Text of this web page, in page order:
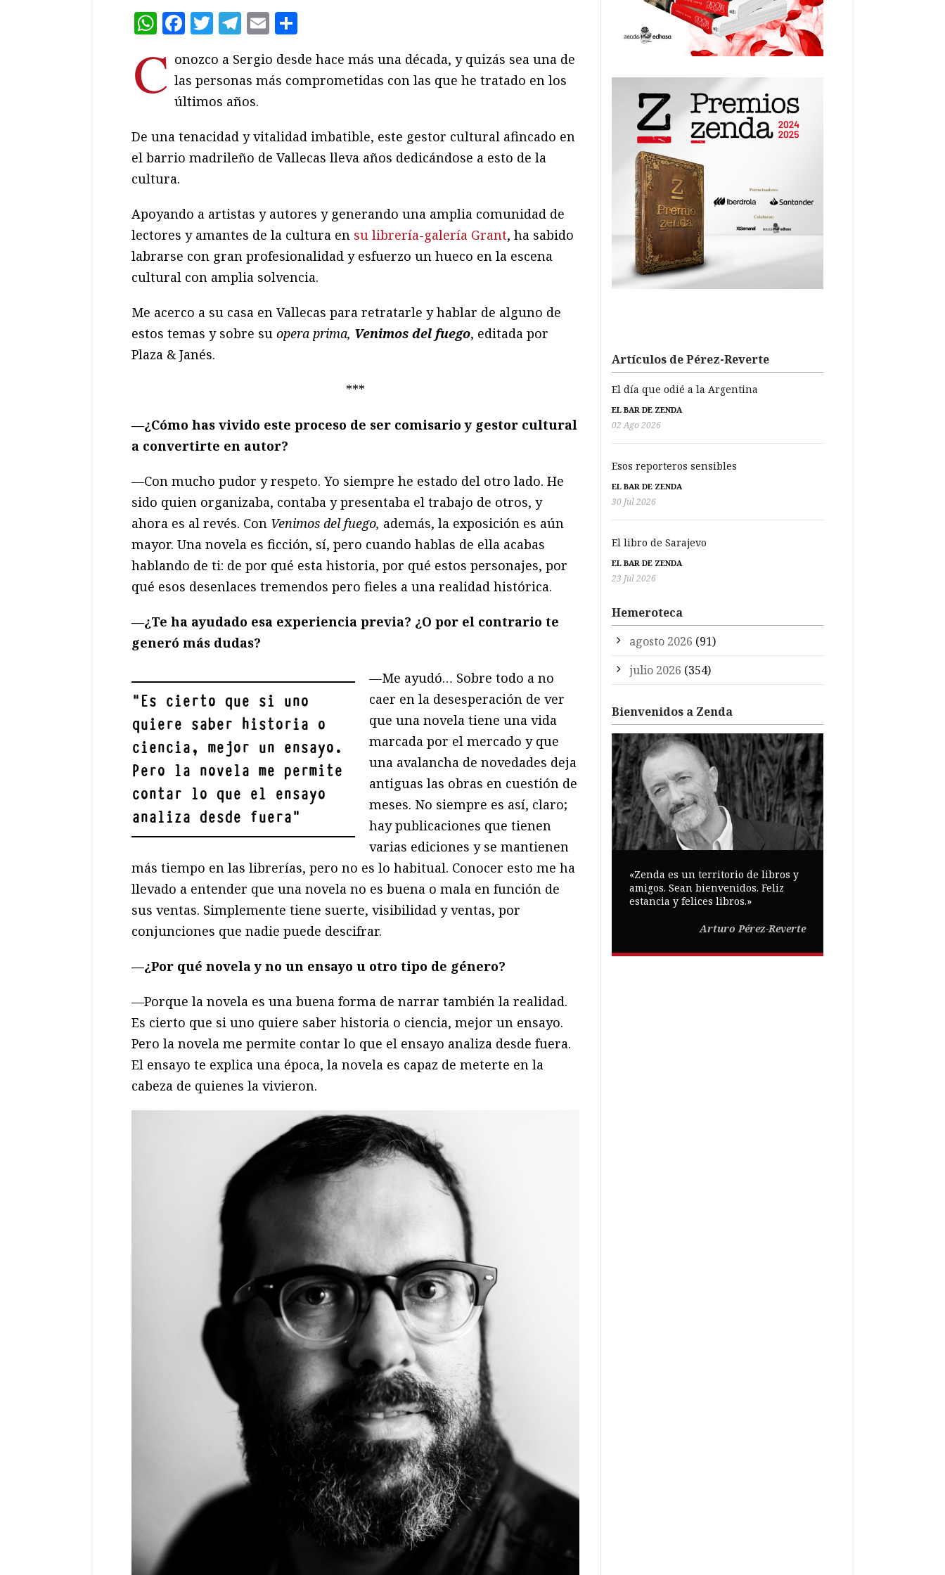
WhatsApp
Facebook
Twitter
Telegram
Email
C onozco a Sergio desde hace más una década, y quizás sea una de
las personas más comprometidas con las que he tratado en los
últimos años.
De una tenacidad y vitalidad imbatible, este gestor cultural afincado en
el barrio madrileño de Vallecas lleva años dedicándose a esto de la
cultura.
Apoyando a artistas y autores y generando una amplia comunidad de
lectores y amantes de la cultura en su librería-galería Grant, ha sabido
labrarse con gran profesionalidad y esfuerzo un hueco en la escena
cultural con amplia solvencia.
Me acerco a su casa en Vallecas para retratarle y hablar de alguno de
estos temas y sobre su opera prima, Venimos del fuego, editada por
Plaza & Janés.
***
—¿Cómo has vivido este proceso de ser comisario y gestor cultural
a convertirte en autor?
—Con mucho pudor y respeto. Yo siempre he estado del otro lado. He
sido quien organizaba, contaba y presentaba el trabajo de otros, y
ahora es al revés. Con Venimos del fuego, además, la exposición es aún
mayor. Una novela es ficción, sí, pero cuando hablas de ella acabas
hablando de ti: de por qué esta historia, por qué estos personajes, por
qué esos desenlaces tremendos pero fieles a una realidad histórica.
—¿Te ha ayudado esa experiencia previa? ¿O por el contrario te
generó más dudas?
"Es cierto que si uno
quiere saber historia o
ciencia, mejor un ensayo.
Pero la novela me permite
contar lo que el ensayo
analiza desde fuera"
—Me ayudó… Sobre todo a no
caer en la desesperación de ver
que una novela tiene una vida
marcada por el mercado y que
una avalancha de novedades deja
antiguas las obras en cuestión de
meses. No siempre es así, claro;
hay publicaciones que tienen
varias ediciones y se mantienen
más tiempo en las librerías, pero no es lo habitual. Conocer esto me ha
llevado a entender que una novela no es buena o mala en función de
sus ventas. Simplemente tiene suerte, visibilidad y ventas, por
conjunciones que nadie puede descifrar.
—¿Por qué novela y no un ensayo u otro tipo de género?
—Porque la novela es una buena forma de narrar también la realidad.
Es cierto que si uno quiere saber historia o ciencia, mejor un ensayo.
Pero la novela me permite contar lo que el ensayo analiza desde fuera.
El ensayo te explica una época, la novela es capaz de meterte en la
cabeza de quienes la vivieron.
Artículos de Pérez-Reverte
El día que odié a la Argentina
EL BAR DE ZENDA
02 Ago 2026
Esos reporteros sensibles
EL BAR DE ZENDA
30 Jul 2026
El libro de Sarajevo
EL BAR DE ZENDA
23 Jul 2026
Hemeroteca
agosto 2026 (91)
julio 2026 (354)
Bienvenidos a Zenda
«Zenda es un territorio de libros y
amigos. Sean bienvenidos. Feliz
estancia y felices libros.»
Arturo Pérez-Reverte